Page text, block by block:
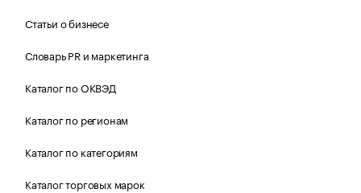
Статьи о бизнесе
Словарь PR и маркетинга
Каталог по ОКВЭД
Каталог по регионам
Каталог по категориям
Каталог торговых марок